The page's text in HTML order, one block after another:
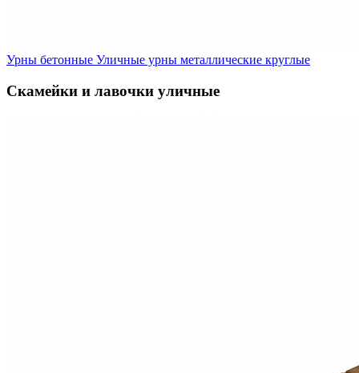
Урны бетонные Уличные урны металлические круглые
Скамейки и лавочки уличные